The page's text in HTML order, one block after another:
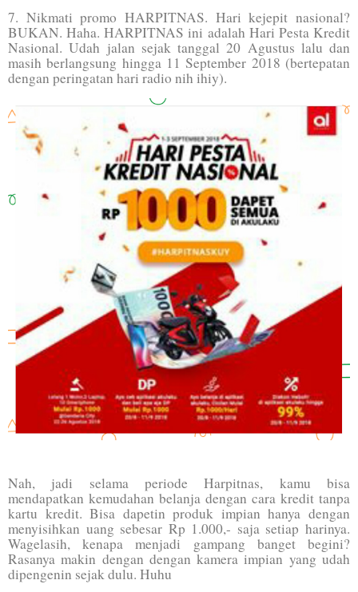
7. Nikmati promo HARPITNAS. Hari kejepit nasional?
BUKAN. Haha. HARPITNAS ini adalah Hari Pesta Kredit
Nasional. Udah jalan sejak tanggal 20 Agustus lalu dan
masih berlangsung hingga 11 September 2018 (bertepatan
dengan peringatan hari radio nih ihiy).
Nah, jadi selama periode Harpitnas, kamu bisa
mendapatkan kemudahan belanja dengan cara kredit tanpa
kartu kredit. Bisa dapetin produk impian hanya dengan
menyisihkan uang sebesar Rp 1.000,- saja setiap harinya.
Wagelasih, kenapa menjadi gampang banget begini?
Rasanya makin dengan dengan kamera impian yang udah
dipengenin sejak dulu. Huhu